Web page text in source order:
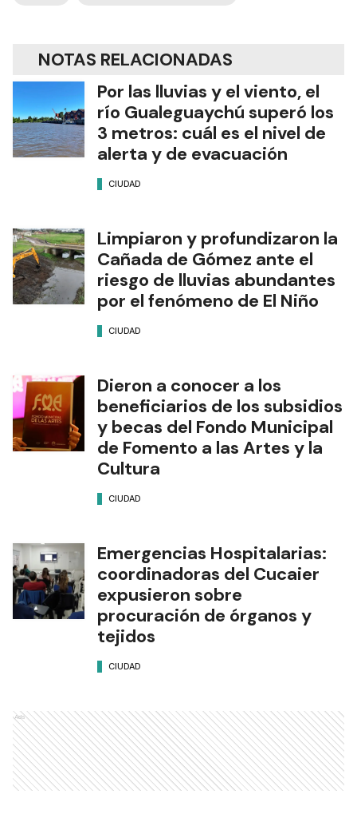
NOTAS RELACIONADAS
Por las lluvias y el viento, el
río Gualeguaychú superó los
3 metros: cuál es el nivel de
alerta y de evacuación
CIUDAD
Limpiaron y profundizaron la
Cañada de Gómez ante el
riesgo de lluvias abundantes
por el fenómeno de El Niño
CIUDAD
Dieron a conocer a los
beneficiarios de los subsidios
y becas del Fondo Municipal
de Fomento a las Artes y la
Cultura
CIUDAD
Emergencias Hospitalarias:
coordinadoras del Cucaier
expusieron sobre
procuración de órganos y
tejidos
CIUDAD
Ads